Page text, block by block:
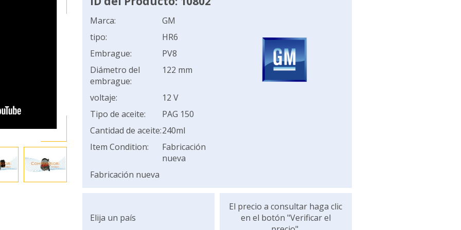
Marca:
GM
tipo:
HR6
Embrague:
PV8
Diámetro del
embrague:
122 mm
voltaje:
12 V
Tipo de aceite:
PAG 150
Cantidad de aceite:240ml
Item Condition:
Fabricación
nueva
Fabricación nueva
Elija un país
El precio a consultar haga clic
en el botón "Verificar el